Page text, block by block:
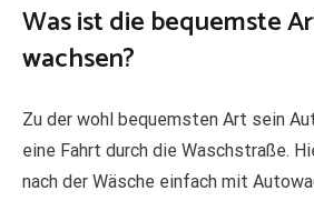
Was ist die bequemste
wachsen?
Zu der wohl bequemsten Art sein
eine Fahrt durch die Waschstraße.
nach der Wäsche einfach mit